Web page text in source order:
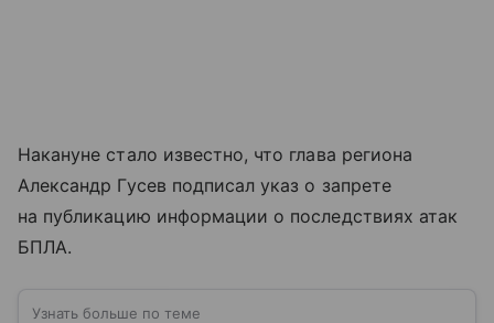
Накануне стало известно, что глава региона
Александр Гусев подписал указ о запрете
на публикацию информации о последствиях атак
БПЛА.
Узнать больше по теме